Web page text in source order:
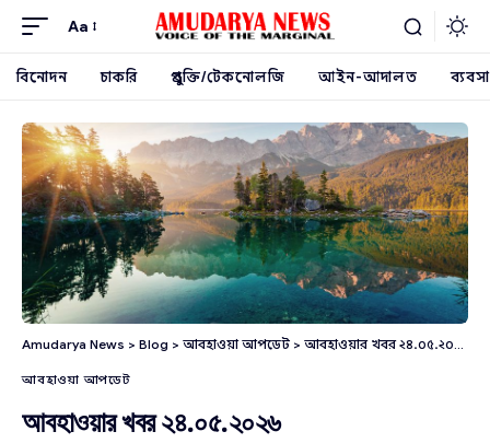
Aa
বিনোদন চাকরি প্রযুক্তি/টেকনোলজি আইন-আদালত ব্যবসা
Amudarya News > Blog > আবহাওয়া আপডেট > আবহাওয়ার খবর ২৪.০৫.২০২৬
আবহাওয়া আপডেট
আবহাওয়ার খবর ২৪.০৫.২০২৬